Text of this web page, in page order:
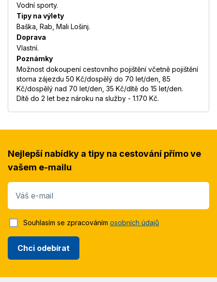
Vodní sporty.
Tipy na výlety
Baška, Rab, Mali Lošinj.
Doprava
Vlastní.
Poznámky
Možnost dokoupení cestovního pojištění včetně pojištění
storna zájezdu 50 Kč/dospělý do 70 let/den, 85
Kč/dospělý nad 70 let/den, 35 Kč/dítě do 15 let/den.
Dítě do 2 let bez nároku na služby - 1.170 Kč.
Nejlepší nabídky a tipy na cestování přímo ve
vašem e-mailu
Váš e-mail
Chci odebírat
Souhlasím se zpracováním osobních údajů